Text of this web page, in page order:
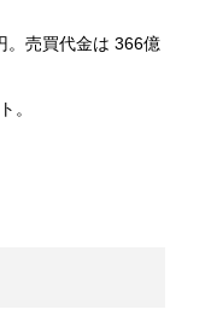
。売買代金は 366億
。